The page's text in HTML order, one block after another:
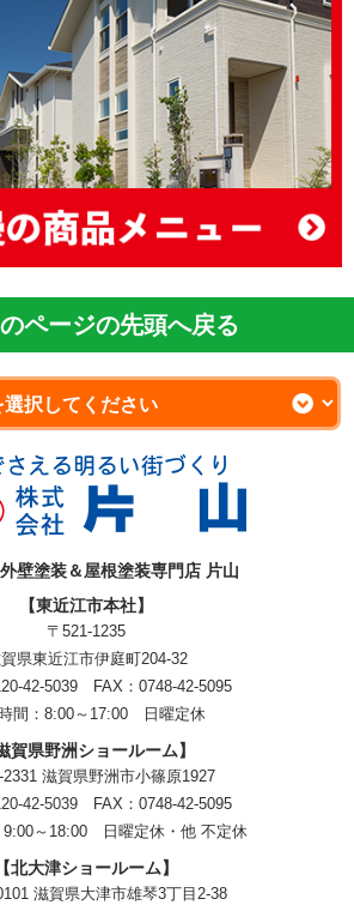
ページの先頭へ戻る
壁塗装＆屋根塗装専門店 片山
【東近江市本社】
〒521-1235
県東近江市伊庭町204-32
42-5039 FAX：0748-42-5095
間：8:00～17:00 日曜定休
賀県野洲ショールーム】
2331 滋賀県野洲市小篠原1927
42-5039 FAX：0748-42-5095
9:00～18:00
日曜定休・他 不定休
【北大津ショールーム】
滋賀県大津市雄琴3丁目2-38